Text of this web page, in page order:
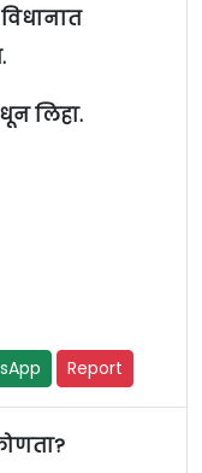
लिहा.
Report